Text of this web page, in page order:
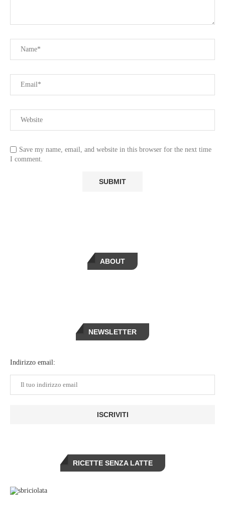
Save my name, email, and website in this browser for the next time
I comment.
ABOUT
NEWSLETTER
Indirizzo email:
RICETTE SENZA LATTE